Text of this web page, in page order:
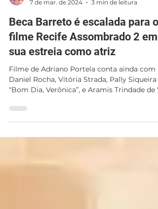
7 de mar. de 2024
3 min de leitura
Beca Barreto é escalada para o
filme Recife Assombrado 2 em
sua estreia como atriz
Filme de Adriano Portela conta ainda com
“Bom Dia, Verônica”, e Aramis Trindade de
Auto